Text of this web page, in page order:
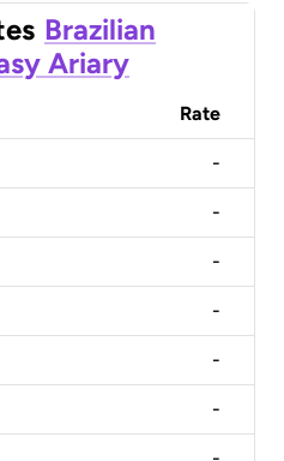
Brazilian
Ariary
Rate
-
-
-
-
-
-